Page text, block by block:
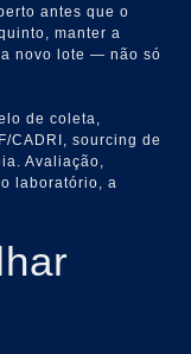
antes que o
manter a
novo lote — não só
de coleta,
CADRI, sourcing de
Avaliação,
laboratório, a